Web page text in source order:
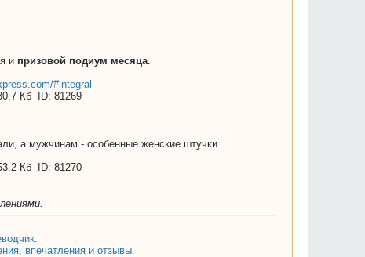
и призовой подиум месяца.
#integral
а мужчинам - особенные женские штучки.
впечатления и отзывы.